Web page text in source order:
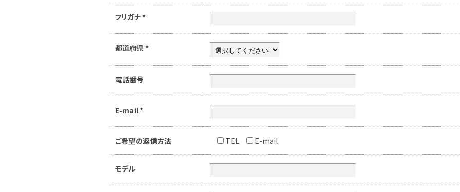
フリガナ *
都道府県 *
電話番号
E-mail *
ご希望の返信方法 TEL E-mail
モデル